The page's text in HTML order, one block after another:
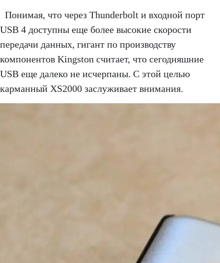
Понимая, что через Thunderbolt и входной порт
USB 4 доступны еще более высокие скорости
передачи данных, гигант по производству
компонентов Kingston считает, что сегодняшние
USB еще далеко не исчерпаны. С этой целью
карманный XS2000 заслуживает внимания.